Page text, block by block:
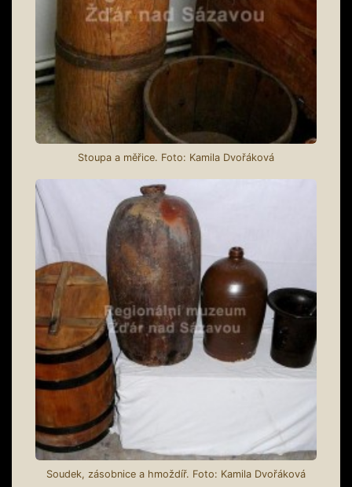
Stoupa a měřice. Foto: Kamila Dvořáková
Soudek, zásobnice a hmoždíř. Foto: Kamila Dvořáková